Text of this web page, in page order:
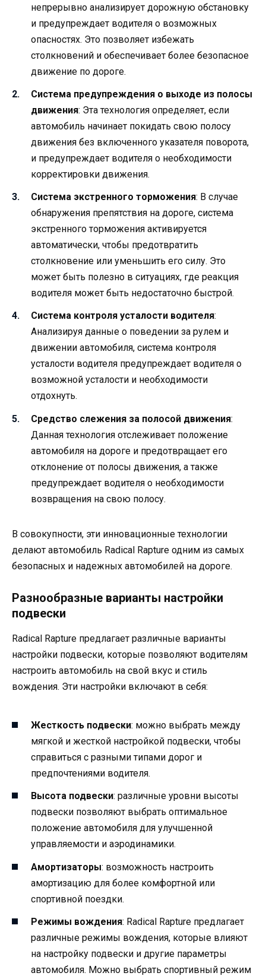
непрерывно анализирует дорожную обстановку
и предупреждает водителя о возможных
опасностях. Это позволяет избежать
столкновений и обеспечивает более безопасное
движение по дороге.
Система предупреждения о выходе из полосы
движения: Эта технология определяет, если
автомобиль начинает покидать свою полосу
движения без включенного указателя поворота,
и предупреждает водителя о необходимости
корректировки движения.
Система экстренного торможения: В случае
обнаружения препятствия на дороге, система
экстренного торможения активируется
автоматически, чтобы предотвратить
столкновение или уменьшить его силу. Это
может быть полезно в ситуациях, где реакция
водителя может быть недостаточно быстрой.
Система контроля усталости водителя:
Анализируя данные о поведении за рулем и
движении автомобиля, система контроля
усталости водителя предупреждает водителя о
возможной усталости и необходимости
отдохнуть.
Средство слежения за полосой движения:
Данная технология отслеживает положение
автомобиля на дороге и предотвращает его
отклонение от полосы движения, а также
предупреждает водителя о необходимости
возвращения на свою полосу.
В совокупности, эти инновационные технологии
делают автомобиль Radical Rapture одним из самых
безопасных и надежных автомобилей на дороге.
Разнообразные варианты настройки
подвески
Radical Rapture предлагает различные варианты
настройки подвески, которые позволяют водителям
настроить автомобиль на свой вкус и стиль
вождения. Эти настройки включают в себя:
Жесткость подвески: можно выбрать между
мягкой и жесткой настройкой подвески, чтобы
справиться с разными типами дорог и
предпочтениями водителя.
Высота подвески: различные уровни высоты
подвески позволяют выбрать оптимальное
положение автомобиля для улучшенной
управляемости и аэродинамики.
Амортизаторы: возможность настроить
амортизацию для более комфортной или
спортивной поездки.
Режимы вождения: Radical Rapture предлагает
различные режимы вождения, которые влияют
на настройку подвески и другие параметры
автомобиля. Можно выбрать спортивный режим